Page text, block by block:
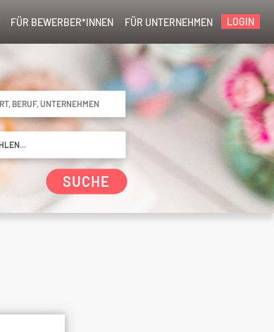
LOGIN
FÜR UNTERNEHMEN
FÜR BEWERBER*INNEN
SUCHE